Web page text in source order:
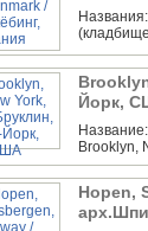
Йорк,
Brooklyn,
Hopen,